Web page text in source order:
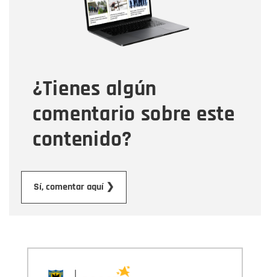
¿Tienes algún
comentario sobre este
contenido?
Sí, comentar aquí ❯
Tipo de comentario
Mensaje